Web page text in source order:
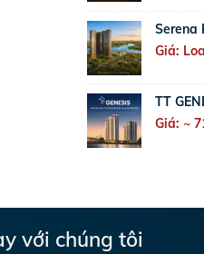
Serena
Giá:
TT
Giá: ~
với chúng tôi